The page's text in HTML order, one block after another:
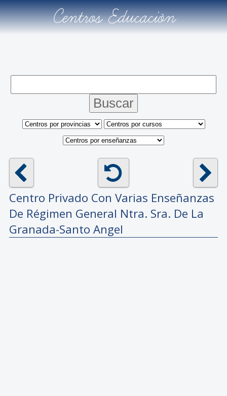
Centros Educación
Centro Privado Con Varias Enseñanzas
De Régimen General Ntra. Sra. De La
Granada-Santo Angel